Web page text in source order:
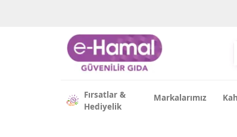
Fırsatlar &
Hediyelik
Markalarımız